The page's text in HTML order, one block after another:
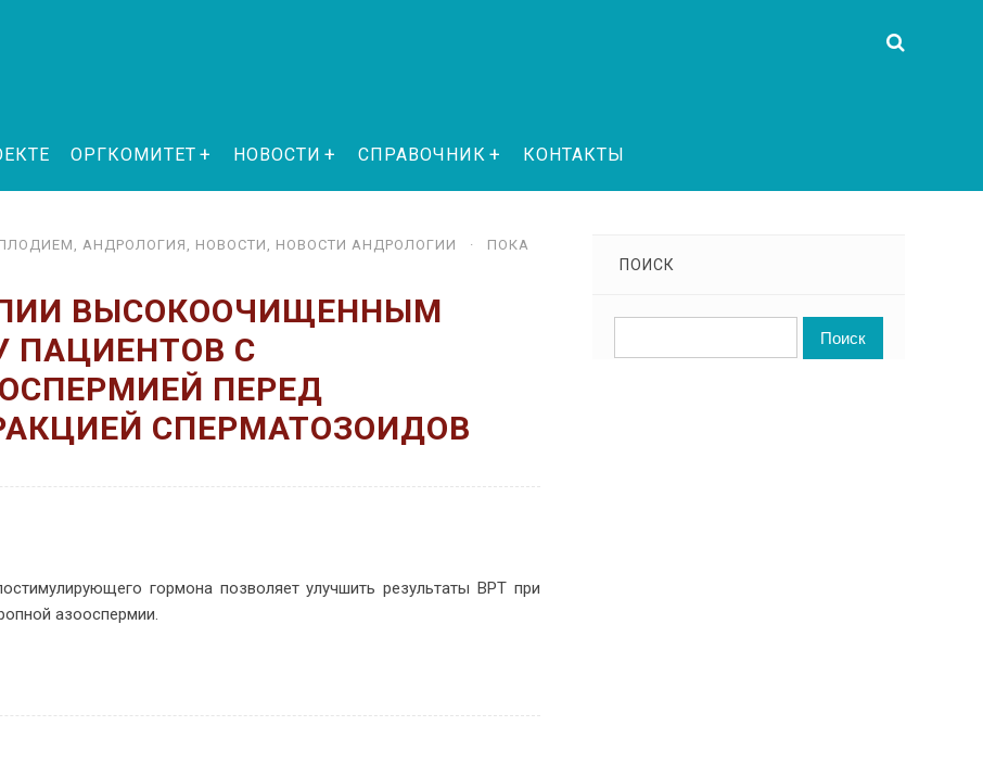
ОРГКОМИТЕТ НОВОСТИ СПРАВОЧНИК КОНТАКТЫ
, АНДРОЛОГИЯ , НОВОСТИ , НОВОСТИ АНДРОЛОГИИ
· ПОКА
ВЫСОКООЧИЩЕННЫМ
ПАЦИЕНТОВ С
ПЕРЕД
СПЕРМАТОЗОИДОВ
гор­мо­на поз­во­ля­ет улуч­шить ре­зуль­та­ты ВРТ при
азоос­пермии.
ПОИСК